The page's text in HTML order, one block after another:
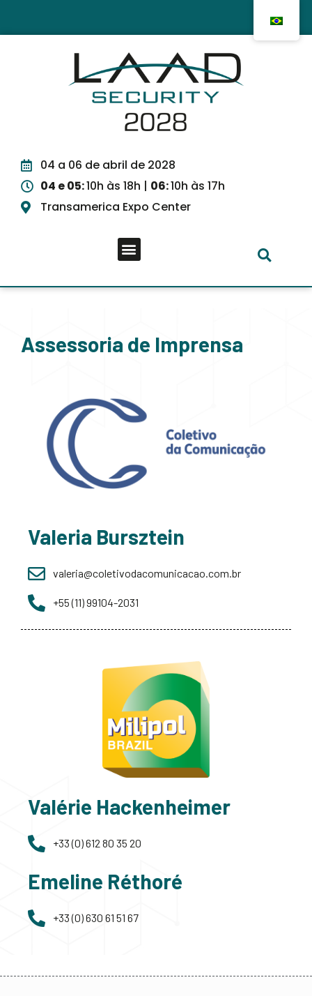
04 a 06 de abril de 2028
04 e 05:10h às 18h | 06:10h às 17h
Transamerica Expo Center
Assessoria de Imprensa
Valeria Bursztein
valeria@coletivodacomunicacao.com.br
+55 (11) 99104-2031
Valérie Hackenheimer
+33 (0) 612 80 35 20
Emeline Réthoré
+33 (0) 630 61 51 67